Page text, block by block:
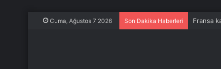
Cuma, Ağustos 7 2026 Son Dakika Haberleri Fransa